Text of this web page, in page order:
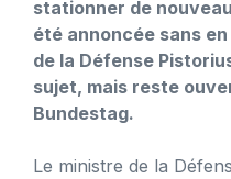
stationner de
été annoncée sans
de la Défense
sujet, mais reste
Bundestag.
Le ministre de la